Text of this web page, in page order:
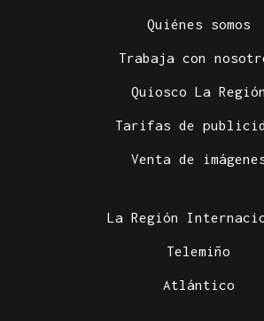
Quiénes somos
Trabaja con
Quiosco La Región
Tarifas de
Venta de
La Región
Telemiño
Atlántico